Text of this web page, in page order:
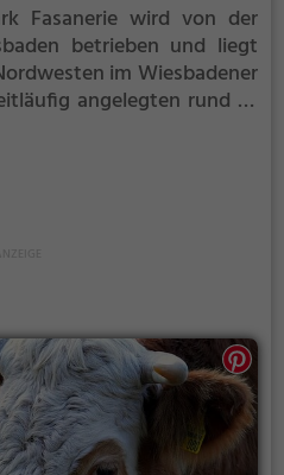
Fasanerie wird von der
betrieben und liegt
im Wiesbadener
angelegten rund 23
Wiesen, einem hohen
und einem See. Die